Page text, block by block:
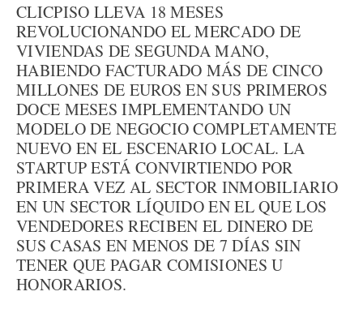
CLICPISO LLEVA 18 MESES
REVOLUCIONANDO EL MERCADO DE
VIVIENDAS DE SEGUNDA MANO,
HABIENDO FACTURADO MÁS DE CINCO
MILLONES DE EUROS EN SUS PRIMEROS
DOCE MESES IMPLEMENTANDO UN
MODELO DE NEGOCIO COMPLETAMENTE
NUEVO EN EL ESCENARIO LOCAL. LA
STARTUP ESTÁ CONVIRTIENDO POR
PRIMERA VEZ AL SECTOR INMOBILIARIO
EN UN SECTOR LÍQUIDO EN EL QUE LOS
VENDEDORES RECIBEN EL DINERO DE
SUS CASAS EN MENOS DE 7 DÍAS SIN
TENER QUE PAGAR COMISIONES U
HONORARIOS.